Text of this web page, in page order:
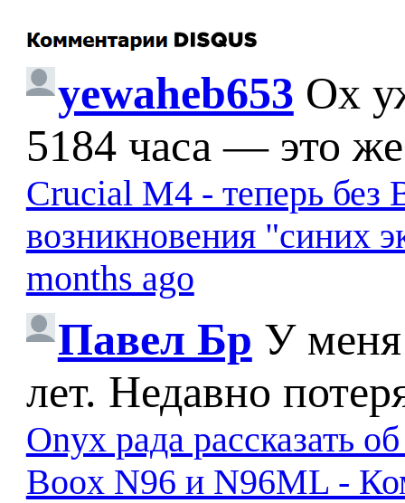
yewaheb653 Ох
5184 часа — это
Crucial M4 - теперь без
возникновения "синих
months ago
Павел Бр У меня
лет. Недавно
Onyx рада рассказать
Boox N96 и N96ML -